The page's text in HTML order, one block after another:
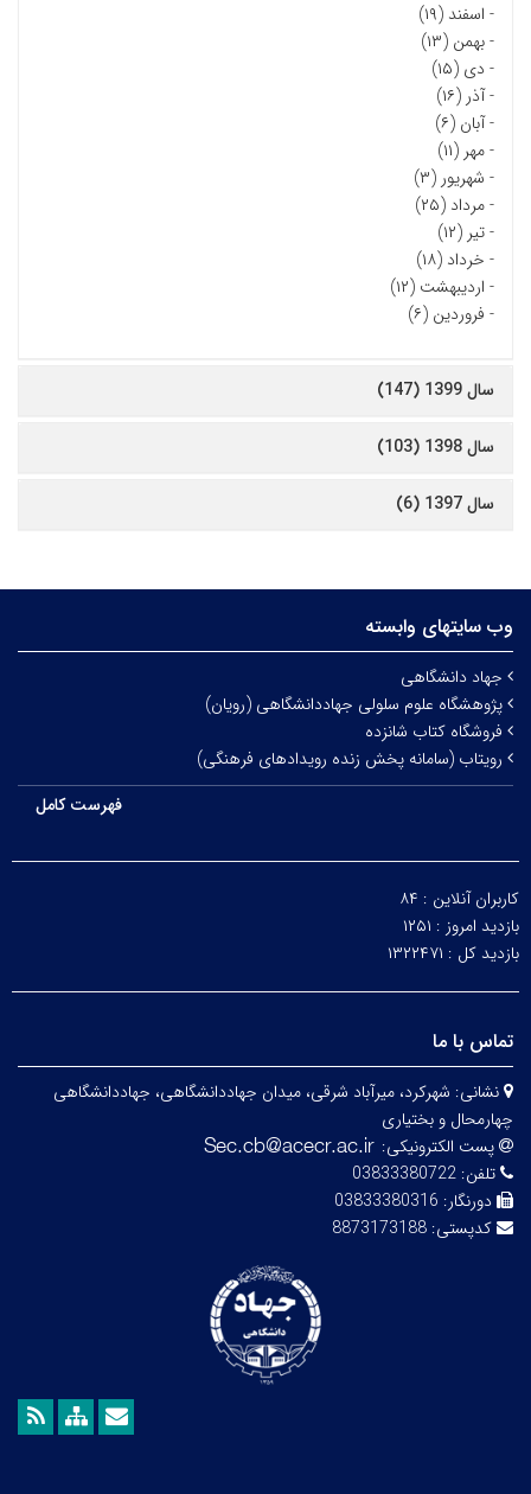
- اسفند (۱۹)
-بهمن (۱۳)
- دی (۱۵)
-آذر (۱۶)
-آبان (۶)
-مهر (۱۱)
- شهریور (۳)
-مرداد (۲۵)
-تیر (۱۲)
- خرداد (۱۸)
- اردیبهشت (۱۲)
- فروردین (۶)
سال 1399 (147)
سال 1398 (103)
سال 1397 (6)
وب سایتهای وابسته
جهاد دانشگاهی
پژوهشگاه علوم سلولی جهاددانشگاهی (رویان)
فروشگاه کتاب شانزده
رویتاب (سامانه پخش زنده رویدادهای فرهنگی)
فهرست کامل
کاربران آنلاین : ۸۴
بازدید امروز : ۱۲۵۱
بازدید کل : ۱۳۲۲۴۷۱
تماس با ما
نشانی: شهرکرد، میرآباد شرقی، میدان جهاددانشگاهی، جهاددانشگاهی
چهارمحال و بختیاری
پست الکترونیکی:
تلفن: 03833380722
دورنگار: 03833380316
کدپستی: 8873173188